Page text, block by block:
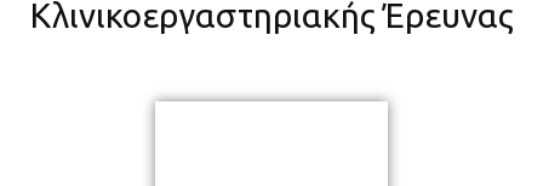
Κλινικοεργαστηριακής Έρευνας